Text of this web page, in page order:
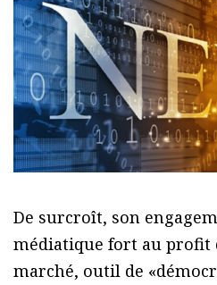
De surcroît, son
médiatique fort au profit
marché, outil de